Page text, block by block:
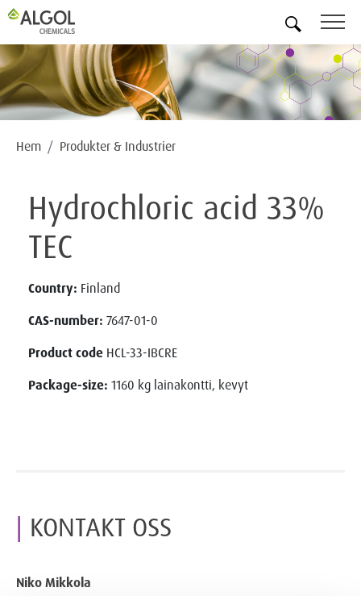
Hem Produkter & Industrier
Hydrochloric acid 33%
TEC
Country: Finland
CAS-number: 7647-01-0
Product code HCL-33-IBCRE
Package-size: 1160 kg lainakontti, kevyt
KONTAKT OSS
Niko Mikkola